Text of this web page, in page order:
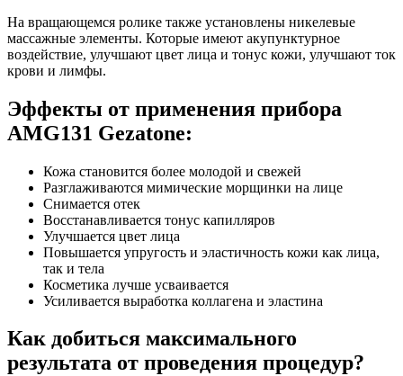
На вращающемся ролике также установлены никелевые
массажные элементы. Которые имеют акупунктурное
воздействие, улучшают цвет лица и тонус кожи, улучшают ток
крови и лимфы.
Эффекты от применения прибора
AMG131 Gezatone:
Кожа становится более молодой и свежей
Разглаживаются мимические морщинки на лице
Снимается отек
Восстанавливается тонус капилляров
Улучшается цвет лица
Повышается упругость и эластичность кожи как лица,
так и тела
Косметика лучше усваивается
Усиливается выработка коллагена и эластина
Как добиться максимального
результата от проведения процедур?